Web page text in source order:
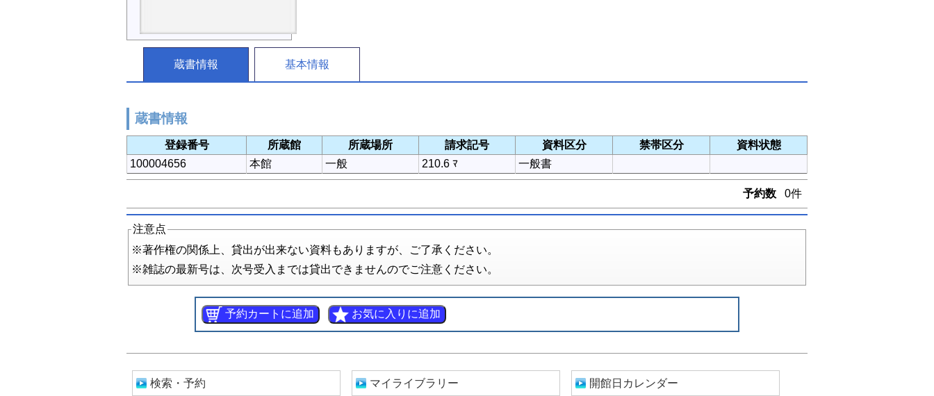
蔵書情報 基本情報
蔵書情報
登録番号 所蔵館 所蔵場所 請求記号 資料区分 禁帯区分
資料状態
100004656
本館 一般 210.6 ﾏ 一般書
予約数 0件
注意点
※著作権の関係上、貸出が出来ない資料もありますが、ご了承ください。
※雑誌の最新号は、次号受入までは貸出できませんのでご注意ください。
検索・予約 マイライブラリー 開館日カレンダー